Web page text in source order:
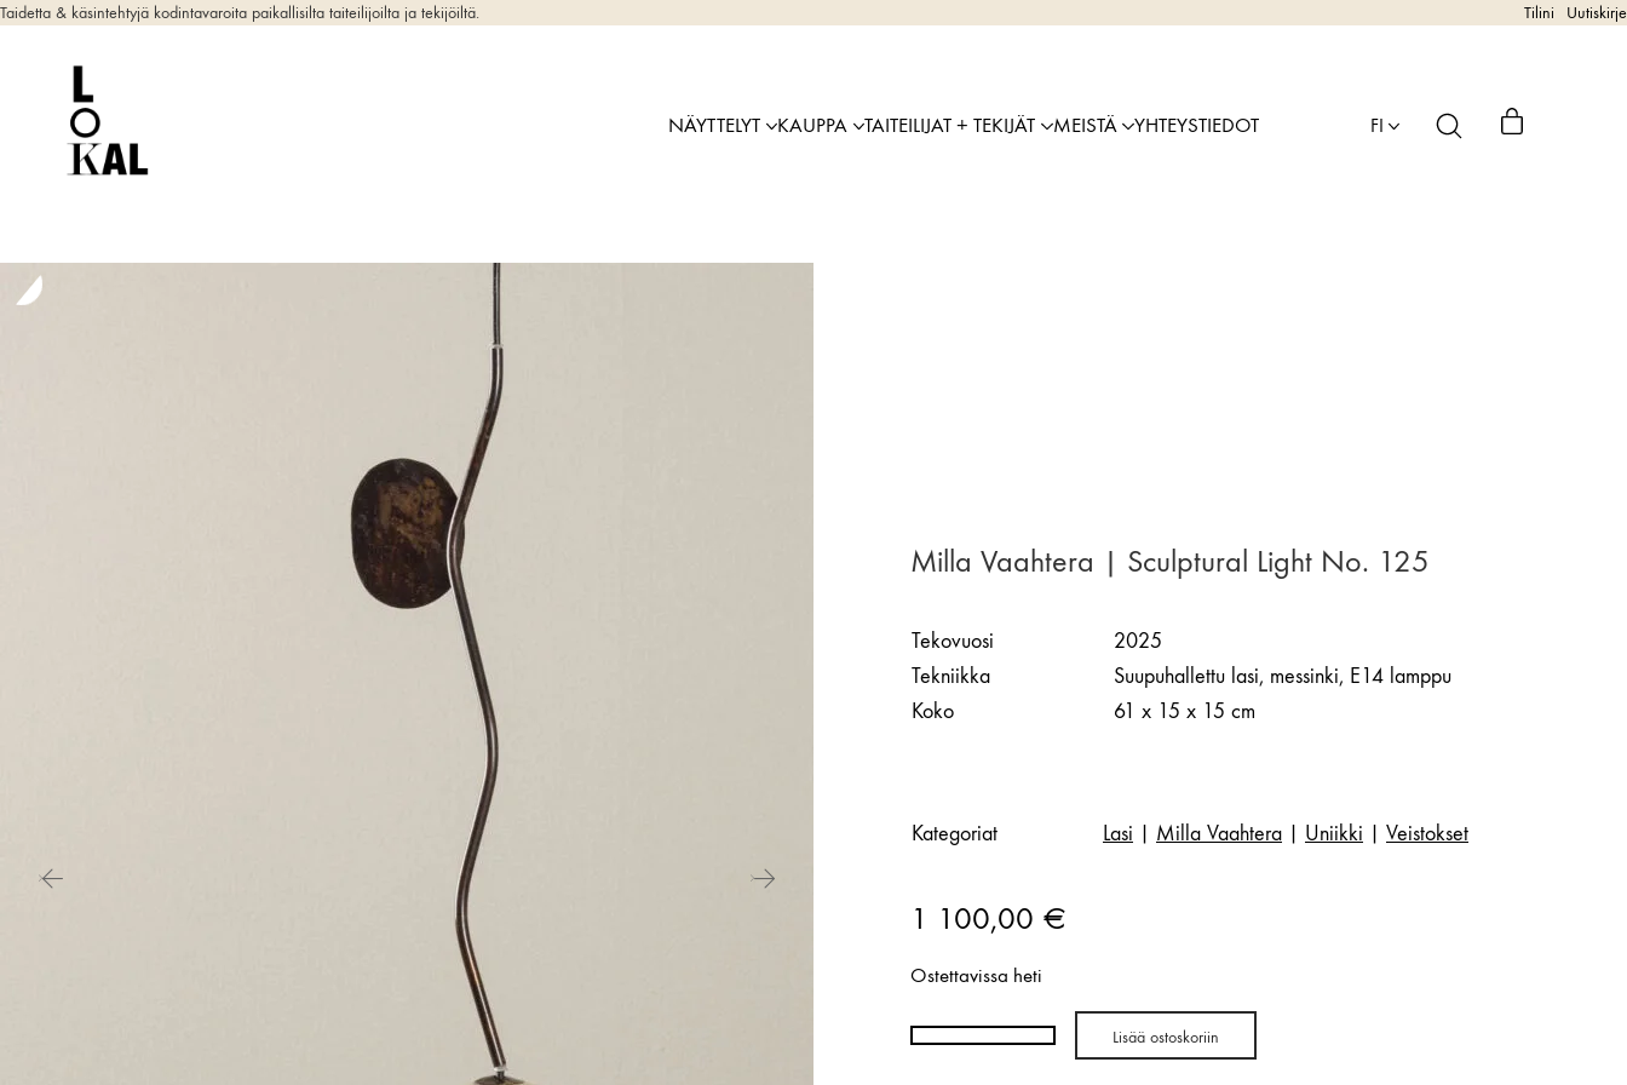
Taidetta & käsintehtyjä kodintavaroita paikallisilta taiteilijoilta ja tekijöiltä. Tilini Uutiskirje
NÄYTTELYT KAUPPA TAITEILIJAT + TEKIJÄT MEISTÄ YHTEYSTIEDOT FI
Milla Vaahtera | Sculptural Light No. 125
Tekovuosi
2025
Tekniikka
Suupuhallettu lasi, messinki, E14 lamppu
Koko
61 x 15 x 15 cm
Kategoriat Lasi Milla Vaahtera Uniikki Veistokset
1 100,00 €
Ostettavissa heti
Milla
Lisää ostoskoriin